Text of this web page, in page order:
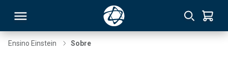
Ensino Einstein Sobre